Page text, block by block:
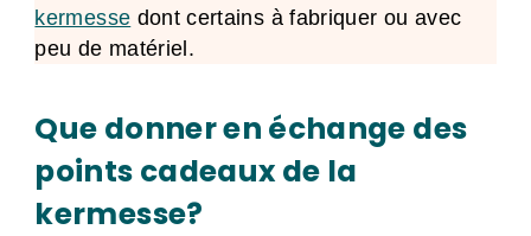
kermesse dont certains à fabriquer ou avec
peu de matériel.
Que donner en échange des
points cadeaux de la
kermesse?